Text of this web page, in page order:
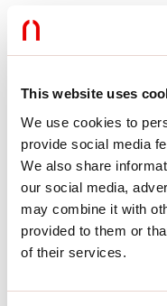
This website uses
We use cookies to
provide social media
We also share
our social media,
may combine it with
provided to them or
of their services.
H:
Datos técnicos
IP:
40
Clase de aislamiento:
I
Tensión de alimentación:
Download